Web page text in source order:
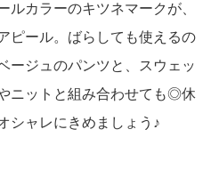
ルカラーのキツネマークが、
ピール。ばらしても使えるの
ージュのパンツと、スウェッ
ニットと組み合わせても◎休
シャレにきめましょう♪